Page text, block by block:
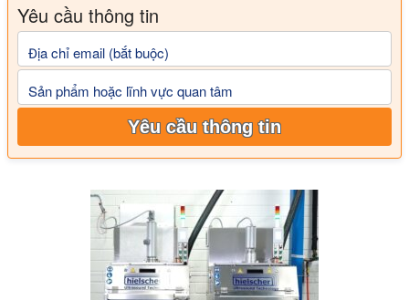
Yêu cầu thông tin
Địa chỉ email (bắt buộc)
Sản phẩm hoặc lĩnh vực quan tâm
Yêu cầu thông tin